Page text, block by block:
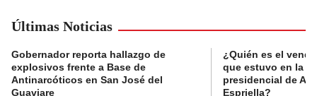
Últimas Noticias
Gobernador reporta hallazgo de
explosivos frente a Base de
Antinarcóticos en San José del
Guaviare
¿Quién es el
que estuvo en la
presidencial de
Espriella?